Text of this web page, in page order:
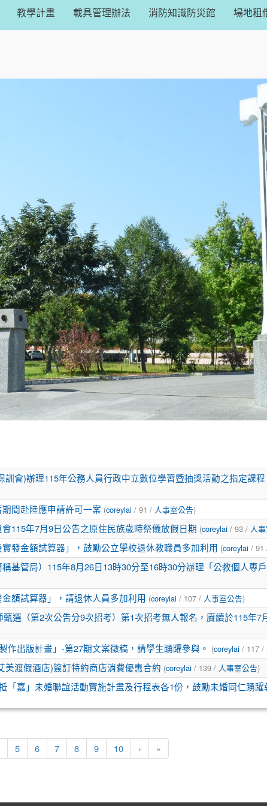
教學計畫 載具管理辦法 消防知識防災館 場地租
訓會)辦理115年公務人員行政中立數位學習暨抽獎活動之指定課
間赴陸應申請許可一案 (coreylai / 91 / 人事室公告)
115年7月9日公告之原住民族歲時祭儀放假日期 (coreylai / 93 / 人
發金額試算器」，鼓勵公立學校退休教職員多加利用 (coreylai / 91
基管局）115年8月26日13時30分至16時30分辦理「公教個人專
額試算器」，請退休人員多加利用 (coreylai / 107 / 人事室公告)
選（第2次公告分9次招考）第1次招考無人報名，賡續於115年7
出版計畫」-第27期文案徵稿，請學生踴躍參與。 (coreylai / 117 /
美渡假酒店)簽訂特約商店消費優惠合約 (coreylai / 139 / 人事室公告)
「嘉」未婚聯誼活動實施計畫及行程表各1份，鼓勵未婚同仁踴躍
5 6 7 8 9 10 ›下一頁
»最後頁